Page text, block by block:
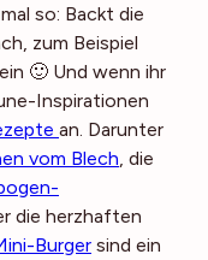
so: Backt die
zum Beispiel
🙂 Und wenn ihr
Inspirationen
an. Darunter
vom Blech , die
die herzhaften
Burger sind ein